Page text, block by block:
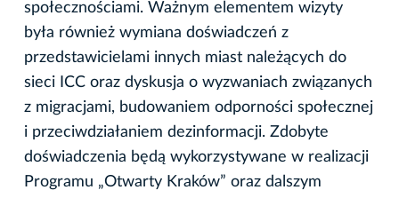
społecznościami. Ważnym elementem wizyty
była również wymiana doświadczeń z
przedstawicielami innych miast należących do
sieci ICC oraz dyskusja o wyzwaniach związanych
z migracjami, budowaniem odporności społecznej
i przeciwdziałaniem dezinformacji. Zdobyte
doświadczenia będą wykorzystywane w realizacji
Programu „Otwarty Kraków” oraz dalszym